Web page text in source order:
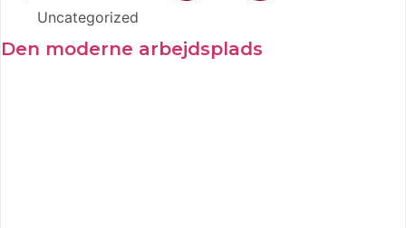
Uncategorized
Den moderne arbejdsplads